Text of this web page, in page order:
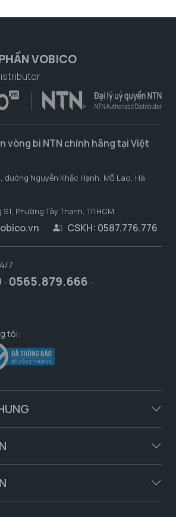
VOBICO
vòng bi NTN chính hãng tại Việt
đường Nguyễn Khắc Hạnh, Mỗ Lao, Hà
Phường Tây Thạnh, TP.HCM
CSKH: 0587.776.776
7
- 0565.879.666 -
tôi: